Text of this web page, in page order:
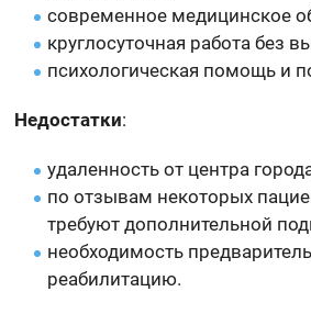
современное медицинское
круглосуточная работа без
психологическая помощь и
Недостатки:
удаленность от центра
по отзывам некоторых
требуют дополнительной
необходимость
реабилитацию.